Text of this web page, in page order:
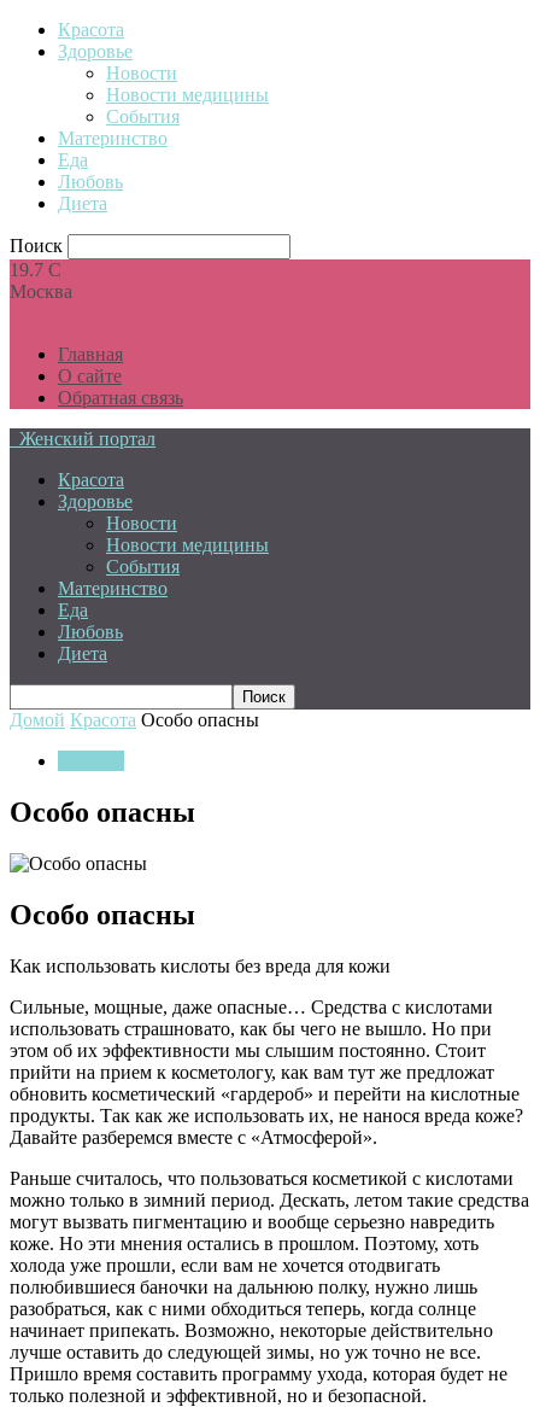
Красота
Здоровье
Новости
Новости медицины
События
Материнство
Еда
Любовь
Диета
Поиск
19.7 C
Москва
Главная
О сайте
Обратная связь
Женский портал
Красота
Здоровье
Новости
Новости медицины
События
Материнство
Еда
Любовь
Диета
Домой Красота Особо опасны
Особо опасны
Особо опасны
Как использовать кислоты без вреда для кожи
Сильные, мощные, даже опасные… Средства с кислотами
использовать страшновато, как бы чего не вышло. Но при
этом об их эффективности мы слышим постоянно. Стоит
прийти на прием к косметологу, как вам тут же предложат
обновить косметический «гардероб» и перейти на кислотные
продукты. Так как же использовать их, не нанося вреда коже?
Давайте разберемся вместе с «Атмосферой».
Раньше считалось, что пользоваться косметикой с кислотами
можно только в зимний период. Дескать, летом такие средства
могут вызвать пигментацию и вообще серьезно навредить
коже. Но эти мнения остались в прошлом. Поэтому, хоть
холода уже прошли, если вам не хочется отодвигать
полюбившиеся баночки на дальнюю полку, нужно лишь
разобраться, как с ними обходиться теперь, когда солнце
начинает припекать. Возможно, некоторые действительно
лучше оставить до следующей зимы, но уж точно не все.
Пришло время составить программу ухода, которая будет не
только полезной и эффективной, но и безопасной.